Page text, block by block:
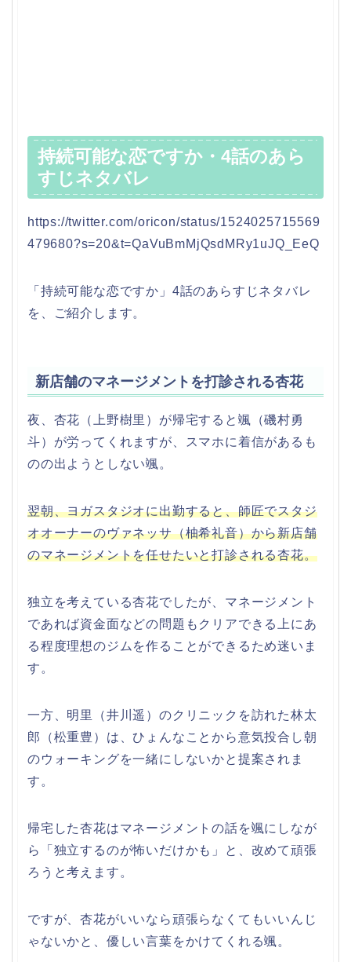
持続可能な恋ですか・4話のあら
すじネタバレ
https://twitter.com/oricon/status/1524025715569
479680?s=20&t=QaVuBmMjQsdMRy1uJQ_EeQ
「持続可能な恋ですか」4話のあらすじネタバレ
を、ご紹介します。
新店舗のマネージメントを打診される杏花
夜、杏花（上野樹里）が帰宅すると颯（磯村勇
斗）が労ってくれますが、スマホに着信があるも
のの出ようとしない颯。
翌朝、ヨガスタジオに出勤すると、師匠でスタジ
オオーナーのヴァネッサ（柚希礼音）から新店舗
のマネージメントを任せたいと打診される杏花。
独立を考えている杏花でしたが、マネージメント
であれば資金面などの問題もクリアできる上にあ
る程度理想のジムを作ることができるため迷いま
す。
一方、明里（井川遥）のクリニックを訪れた林太
郎（松重豊）は、ひょんなことから意気投合し朝
のウォーキングを一緒にしないかと提案されま
す。
帰宅した杏花はマネージメントの話を颯にしなが
ら「独立するのが怖いだけかも」と、改めて頑張
ろうと考えます。
ですが、杏花がいいなら頑張らなくてもいいんじ
ゃないかと、優しい言葉をかけてくれる颯。